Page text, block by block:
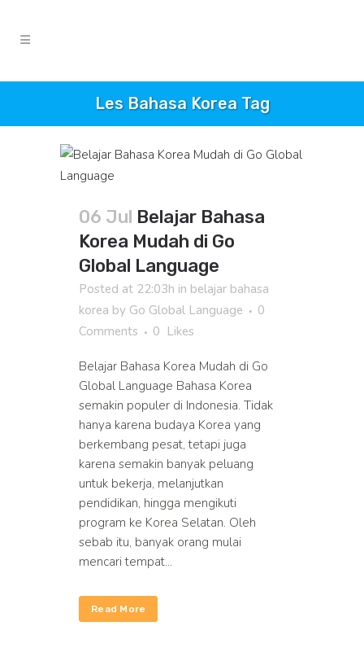
Les Bahasa Korea Tag
06 Jul Belajar Bahasa
Korea Mudah di Go
Global Language
Posted at 22:03h in belajar bahasa
korea by Go Global Language
0
Comments
0 Likes
Belajar Bahasa Korea Mudah di Go
Global Language Bahasa Korea
semakin populer di Indonesia. Tidak
hanya karena budaya Korea yang
berkembang pesat, tetapi juga
karena semakin banyak peluang
untuk bekerja, melanjutkan
pendidikan, hingga mengikuti
program ke Korea Selatan. Oleh
sebab itu, banyak orang mulai
mencari tempat...
Read More